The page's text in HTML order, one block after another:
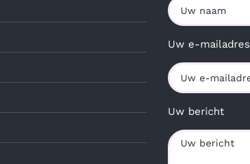
Uw e-mailadres
Uw bericht